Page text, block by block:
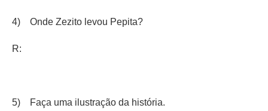
4) Onde Zezito levou Pepita?
R:
5) Faça uma ilustração da história.